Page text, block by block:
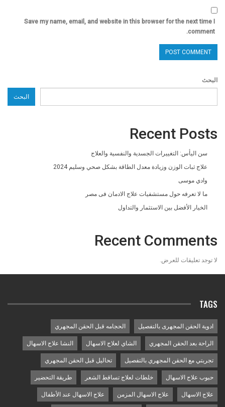
Save my name, email, and website in this browser for the next time I
comment.
البحث
البحث
Recent Posts
سن اليأس: التغييرات الجسدية والنفسية والعلاج
علاج ثبات الوزن وزيادة معدل الطاقة بشكل صحي وسليم 2024
وادي موسى
ما لا تعرفه حول مستشفيات علاج الادمان فى مصر
الخيار الأفضل بين الاستثمار والتداول
Recent Comments
لا توجد تعليقات للعرض.
TAGS
ادوية الحقن المجهرى بالتفصيل الحجامه قبل الحقن المجهري
الراحة بعد الحقن المجهري الشاي لعلاج الاسهال النشا علاج الاسهال
تجربتي مع الحقن المجهري بالتفصيل تحاليل قبل الحقن المجهري
حبوب علاج الاسهال خلطات لعلاج تساقط الشعر طريقة التحضير
علاج الاسهال علاج الاسهال المزمن علاج الاسهال عند الأطفال